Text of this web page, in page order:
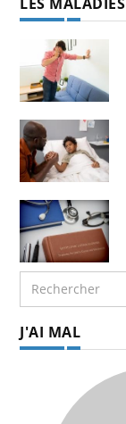
J'AI MAL